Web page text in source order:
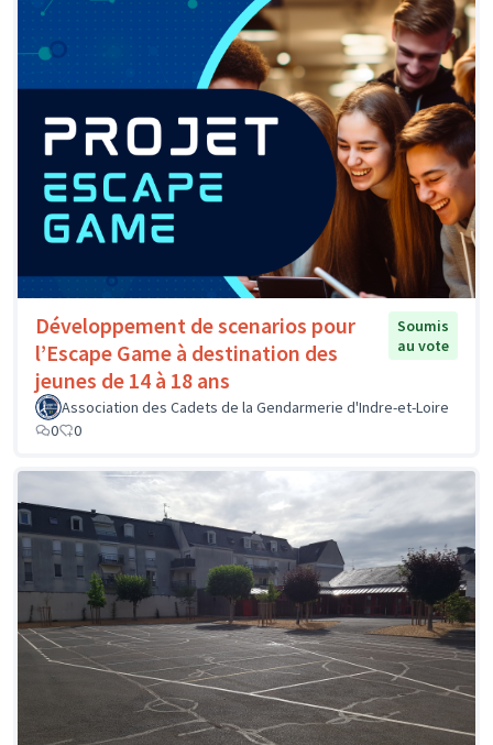
Développement de scenarios pour
l’Escape Game à destination des
jeunes de 14 à 18 ans
Soumis
au vote
Association des Cadets de la Gendarmerie d'Indre-et-Loire
0
0